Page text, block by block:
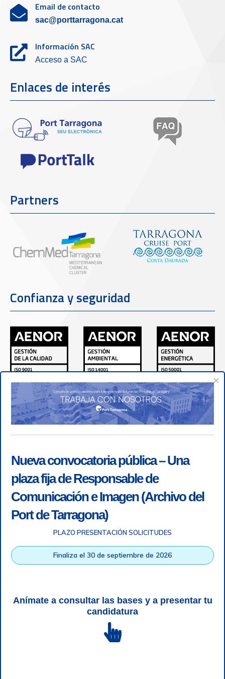
Email de contacto
sac@porttarragona.cat
Información SAC
Acceso a SAC
Enlaces de interés
Partners
Confianza y seguridad
Autoridad Portuaria de Tarragona © Todos los derechos
×
Nueva convocatoria pública – Una
plaza fija de Responsable de
Comunicación e Imagen (Archivo del
Port de Tarragona)
PLAZO PRESENTACIÓN SOLICITUDES
Finaliza el 30 de septiembre de 2026
Anímate a consultar las bases y a presentar tu
candidatura